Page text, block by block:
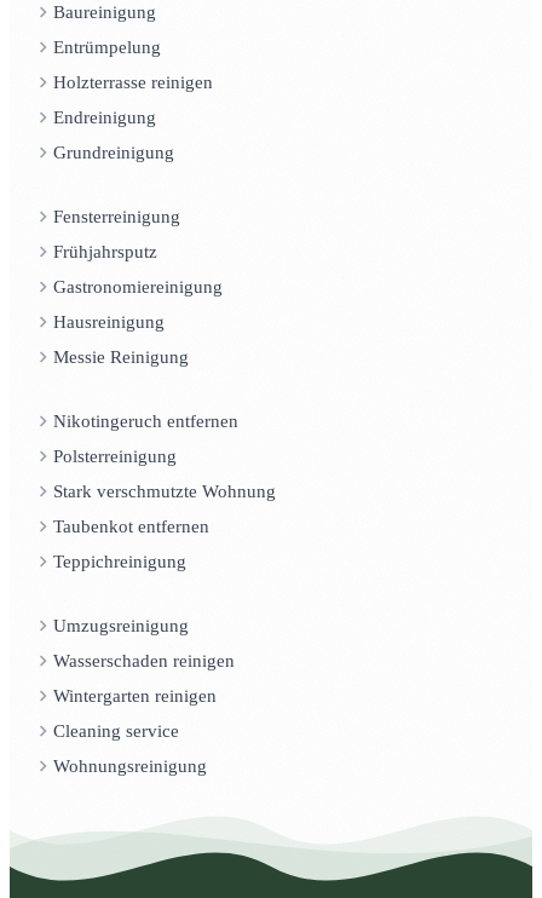
Baureinigung
Entrümpelung
Holzterrasse reinigen
Endreinigung
Grundreinigung
Fensterreinigung
Frühjahrsputz
Gastronomiereinigung
Hausreinigung
Messie Reinigung
Nikotingeruch entfernen
Polsterreinigung
Stark verschmutzte Wohnung
Taubenkot entfernen
Teppichreinigung
Umzugsreinigung
Wasserschaden reinigen
Wintergarten reinigen
Cleaning service
Wohnungsreinigung